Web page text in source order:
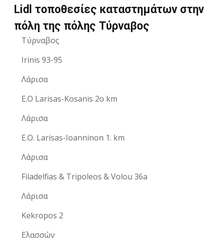
Lidl τοποθεσίες καταστημάτων στην
πόλη της πόλης Τύρναβος
Τύρναβος
Irinis 93-95
Λάρισα
E.O Larisas-Kosanis 2o km
Λάρισα
E.O. Larisas-Ioanninon 1. km
Λάρισα
Filadelfias & Tripoleos & Volou 36a
Λάρισα
Kekropos 2
Ελασσών